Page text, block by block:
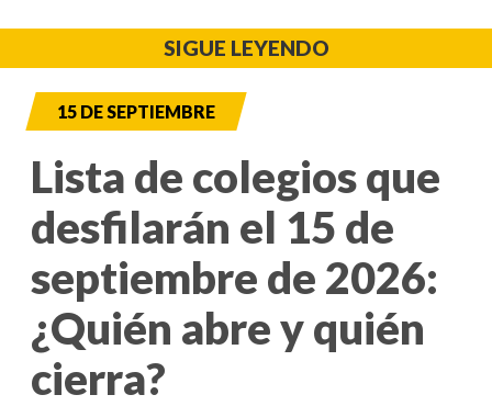
SIGUE LEYENDO
15 DE SEPTIEMBRE
Lista de colegios que
desfilarán el 15 de
septiembre de 2026:
¿Quién abre y quién
cierra?